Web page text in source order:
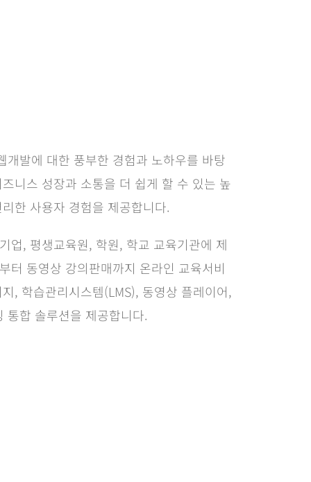
개발에 대한 풍부한 경험과 노하우를 바탕
니스 성장과 소통을 더 쉽게 할 수 있는 높
한 사용자 경험을 제공합니다.
업, 평생교육원, 학원, 학교 교육기관에 제
터 동영상 강의판매까지 온라인 교육서비
, 학습관리시스템(LMS), 동영상 플레이어,
통합 솔루션을 제공합니다.